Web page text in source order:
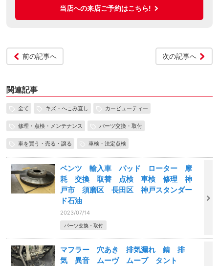
当店への来店ご予約はこちら!
前の記事へ 次の記事へ
関連記事
全て キズ・へこみ直し カービューティー
修理・点検・メンテナンス パーツ交換・取付
車を買う・売る・譲る 車検・法定点検
ベンツ 輸入車 パッド ローター 摩
耗 交換 取替 点検 車検 修理 神
戸市 須磨区 長田区 神戸スタンダー
ド石油
2023/07/14
パーツ交換・取付
マフラー 穴あき 排気漏れ 錆 排
気 異音 ムーヴ ムーブ タント